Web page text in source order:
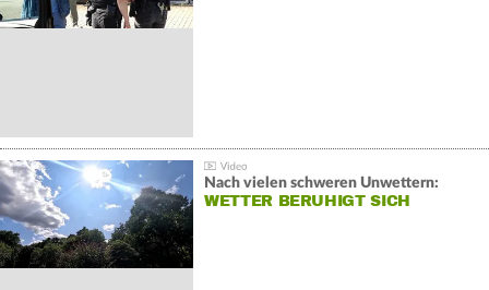
Nach vielen schweren Unwettern:
WETTER BERUHIGT SICH